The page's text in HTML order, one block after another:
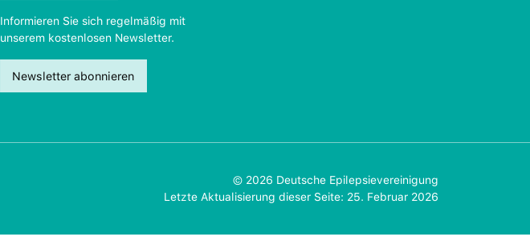
Informieren Sie sich regelmäßig mit
unserem kostenlosen Newsletter.
Newsletter abonnieren
© 2026 Deutsche Epilepsievereinigung
Letzte Aktualisierung dieser Seite: 25. Februar 2026